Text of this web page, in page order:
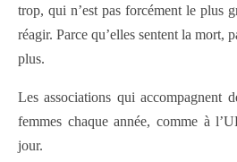
trop, qui n’est pas forcément le plus
réagir. Parce qu’elles sentent la mort,
plus.
Les associations qui accompagnent
femmes chaque année, comme à
jour.